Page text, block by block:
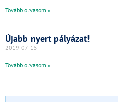
Tovább olvasom »
Újabb nyert pályázat!
2019-07-15
Tovább olvasom »